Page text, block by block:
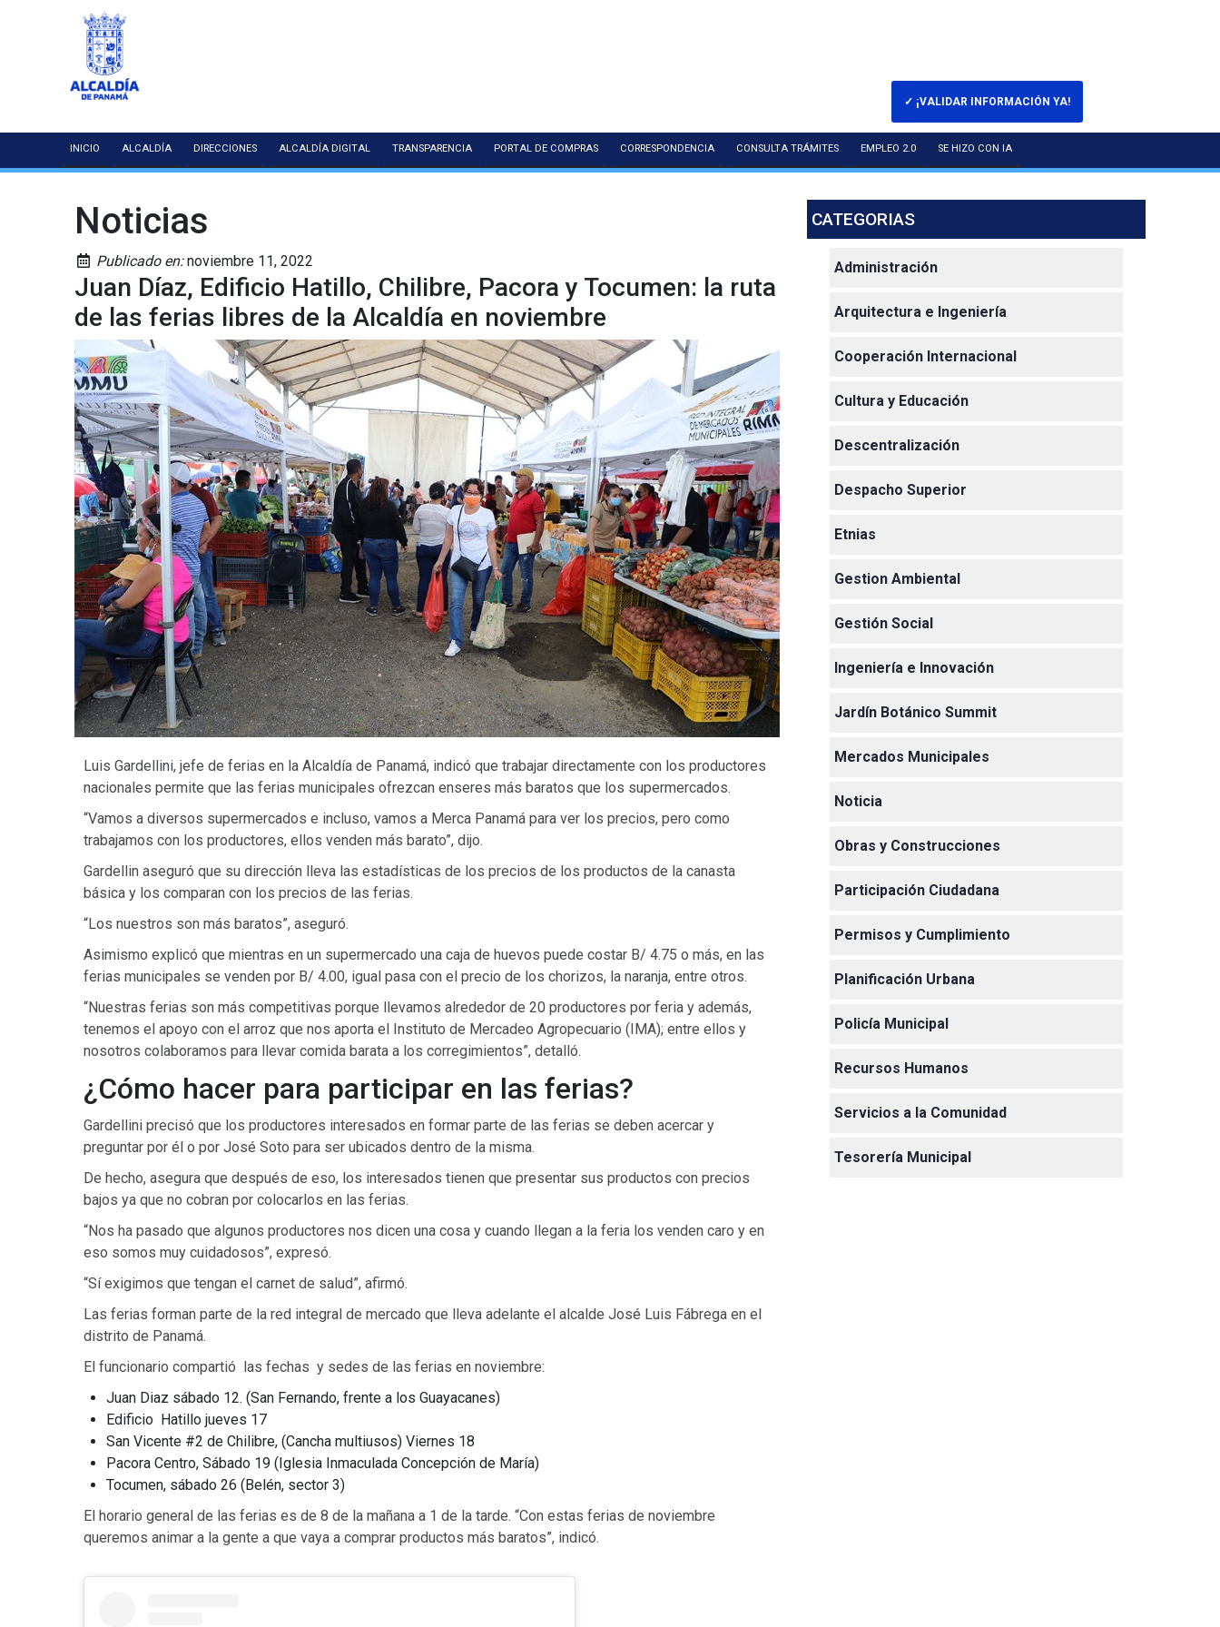
✓ ¡VALIDAR INFORMACIÓN YA!
INICIO ALCALDÍA DIRECCIONES ALCALDÍA DIGITAL TRANSPARENCIA PORTAL DE COMPRAS CORRESPONDENCIA CONSULTA TRÁMITES EMPLEO 2.0 SE HIZO CON IA
Noticias
Publicado en:noviembre 11, 2022
Juan Díaz, Edificio Hatillo, Chilibre, Pacora y Tocumen: la ruta
de las ferias libres de la Alcaldía en noviembre
Luis Gardellini, jefe de ferias en la Alcaldía de Panamá, indicó que trabajar directamente con los productores
nacionales permite que las ferias municipales ofrezcan enseres más baratos que los supermercados.
“Vamos a diversos supermercados e incluso, vamos a Merca Panamá para ver los precios, pero como
trabajamos con los productores, ellos venden más barato”, dijo.
Gardellin aseguró que su dirección lleva las estadísticas de los precios de los productos de la canasta
básica y los comparan con los precios de las ferias.
“Los nuestros son más baratos”, aseguró.
Asimismo explicó que mientras en un supermercado una caja de huevos puede costar B/ 4.75 o más, en las
ferias municipales se venden por B/ 4.00, igual pasa con el precio de los chorizos, la naranja, entre otros.
“Nuestras ferias son más competitivas porque llevamos alrededor de 20 productores por feria y además,
tenemos el apoyo con el arroz que nos aporta el Instituto de Mercadeo Agropecuario (IMA); entre ellos y
nosotros colaboramos para llevar comida barata a los corregimientos”, detalló.
¿Cómo hacer para participar en las ferias?
Gardellini precisó que los productores interesados en formar parte de las ferias se deben acercar y
preguntar por él o por José Soto para ser ubicados dentro de la misma.
De hecho, asegura que después de eso, los interesados tienen que presentar sus productos con precios
bajos ya que no cobran por colocarlos en las ferias.
“Nos ha pasado que algunos productores nos dicen una cosa y cuando llegan a la feria los venden caro y en
eso somos muy cuidadosos”, expresó.
“Sí exigimos que tengan el carnet de salud”, afirmó.
Las ferias forman parte de la red integral de mercado que lleva adelante el alcalde José Luis Fábrega en el
distrito de Panamá.
El funcionario compartió las fechas y sedes de las ferias en noviembre:
Juan Diaz sábado 12. (San Fernando, frente a los Guayacanes)
Edificio Hatillo jueves 17
San Vicente #2 de Chilibre, (Cancha multiusos) Viernes 18
Pacora Centro, Sábado 19 (Iglesia Inmaculada Concepción de María)
Tocumen, sábado 26 (Belén, sector 3)
El horario general de las ferias es de 8 de la mañana a 1 de la tarde. “Con estas ferias de noviembre
queremos animar a la gente a que vaya a comprar productos más baratos”, indicó.
CATEGORIAS
Administración
Arquitectura e Ingeniería
Cooperación Internacional
Cultura y Educación
Descentralización
Despacho Superior
Etnias
Gestion Ambiental
Gestión Social
Ingeniería e Innovación
Jardín Botánico Summit
Mercados Municipales
Noticia
Obras y Construcciones
Participación Ciudadana
Permisos y Cumplimiento
Planificación Urbana
Policía Municipal
Recursos Humanos
Servicios a la Comunidad
Tesorería Municipal